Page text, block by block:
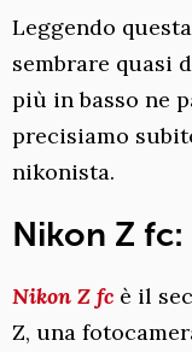
Leggendo
sembrare quasi
più in basso ne
precisiamo
nikonista.
Nikon Z
Nikon Z fc è il
Z, una